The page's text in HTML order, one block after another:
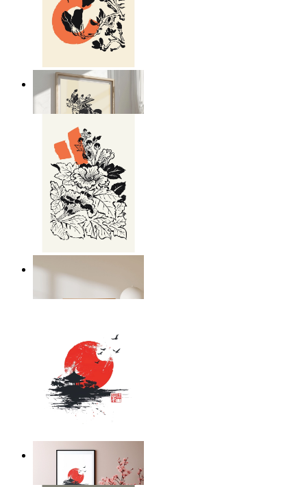
Japandi Nature
14,95 €
Japandi Flora
Silent Temple
14,95 €